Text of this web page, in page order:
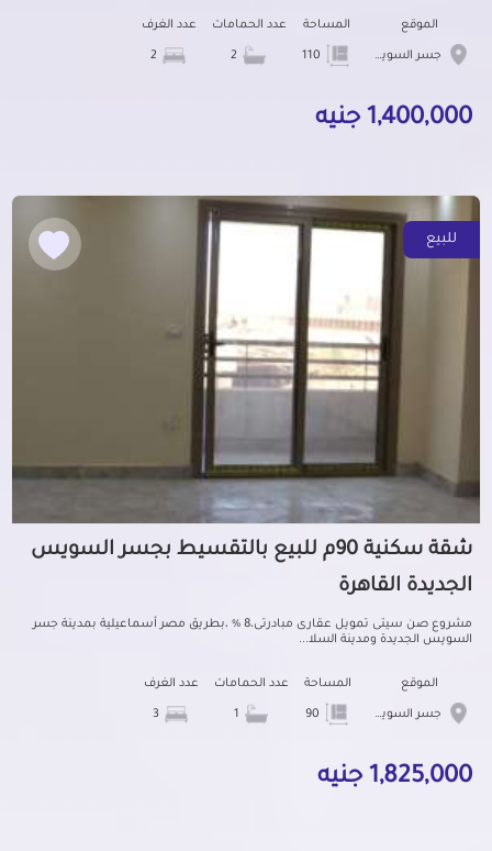
الموقع
جسر السويس الجديدة
المساحة عدد الحمامات عدد الغرف
1,400,000 جنيه
للبيع
شقة سكنية 90م للبيع بالتقسيط بجسر السويس
الجديدة القاهرة
مشروع صن سيتى تمويل عقارى مبادرتى،8 % ،بطريق مصر أسماعيلية بمدينة جسر
السويس الجديدة ومدينة السلا...
الموقع
جسر السويس الجديدة
المساحة عدد الحمامات عدد الغرف
1,825,000 جنيه